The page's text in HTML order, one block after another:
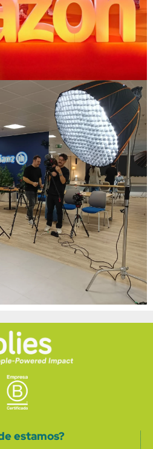
"Con valentía"
Social
PROYECTO
estamos?